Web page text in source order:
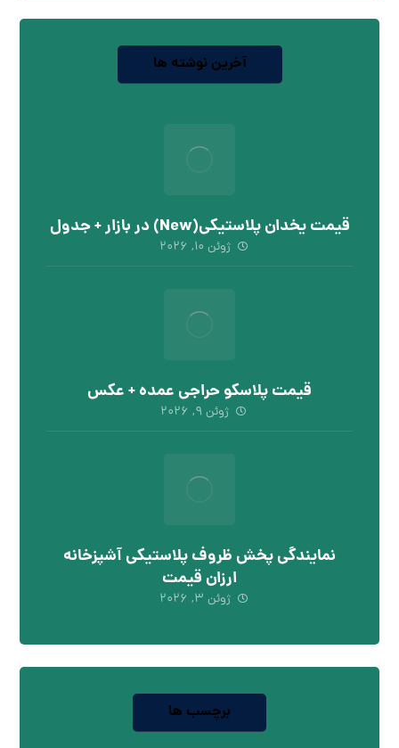
آخرین نوشته ها
قیمت یخدان پلاستیکی(New) در بازار + جدول
ژوئن ۱۰, ۲۰۲۶
قیمت پلاسکو حراجی عمده + عکس
ژوئن ۹, ۲۰۲۶
نمایندگی پخش ظروف پلاستیکی آشپزخانه
ارزان قیمت
ژوئن ۳, ۲۰۲۶
برچسب ها